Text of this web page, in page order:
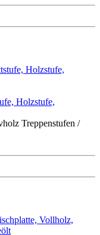
Holzstufe,
Treppenstufen /